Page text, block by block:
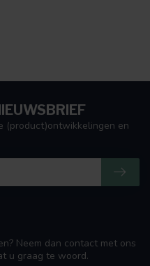
Neem dan contact met ons
u graag te woord.
(product)ontwikkelingen en